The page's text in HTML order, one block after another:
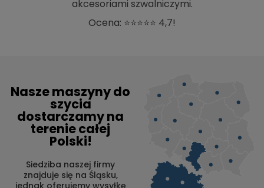
akcesoriami szwalniczymi.
Ocena: ⭐⭐⭐⭐⭐ 4,7!
Nasze maszyny do
szycia
dostarczamy na
terenie całej
Polski!
Siedziba naszej firmy
znajduje się na Śląsku,
jednak oferujemy wysyłkę